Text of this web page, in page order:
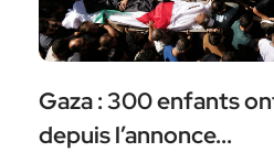
Gaza : 300 enfants
depuis l’annonce...